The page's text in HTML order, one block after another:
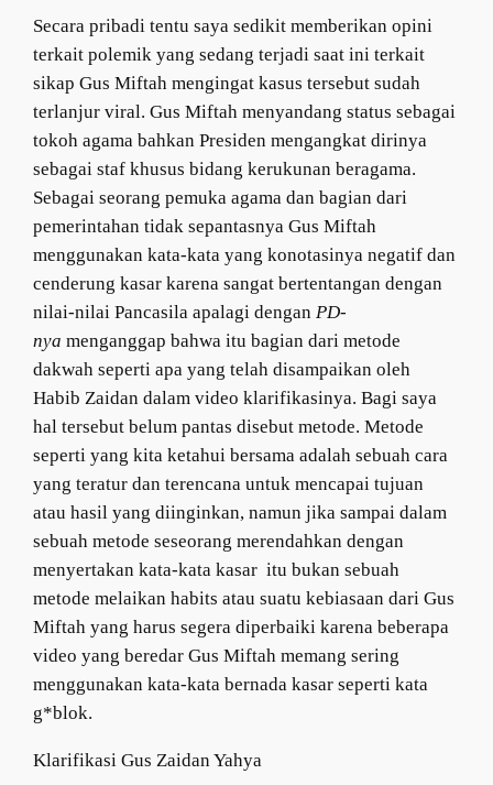
Secara pribadi tentu saya sedikit memberikan opini
terkait polemik yang sedang terjadi saat ini terkait
sikap Gus Miftah mengingat kasus tersebut sudah
terlanjur viral. Gus Miftah menyandang status sebagai
tokoh agama bahkan Presiden mengangkat dirinya
sebagai staf khusus bidang kerukunan beragama.
Sebagai seorang pemuka agama dan bagian dari
pemerintahan tidak sepantasnya Gus Miftah
menggunakan kata-kata yang konotasinya negatif dan
cenderung kasar karena sangat bertentangan dengan
nilai-nilai Pancasila apalagi denganPD-
nya menganggap bahwa itu bagian dari metode
dakwah seperti apa yang telah disampaikan oleh
Habib Zaidan dalam video klarifikasinya. Bagi saya
hal tersebut belum pantas disebut metode. Metode
seperti yang kita ketahui bersama adalah sebuah cara
yang teratur dan terencana untuk mencapai tujuan
atau hasil yang diinginkan, namun jika sampai dalam
sebuah metode seseorang merendahkan dengan
menyertakan kata-kata kasar itu bukan sebuah
metode melaikan habits atau suatu kebiasaan dari Gus
Miftah yang harus segera diperbaiki karena beberapa
video yang beredar Gus Miftah memang sering
menggunakan kata-kata bernada kasar seperti kata
g*blok.
Klarifikasi Gus Zaidan Yahya